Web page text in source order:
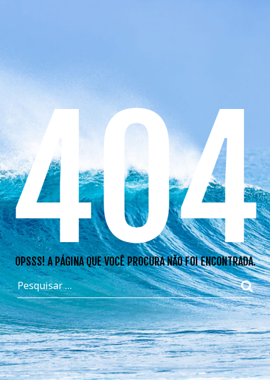
404
OPSSS! A PÁGINA QUE VOCÊ PROCURA NÃO FOI ENCONTRADA.